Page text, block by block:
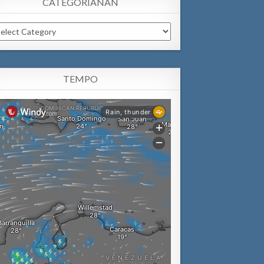
CATEGORIANAN
TEMPO